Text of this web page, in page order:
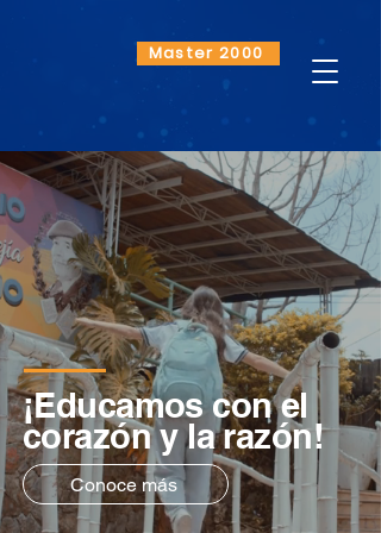
Master 2000
¡Educamos con el
corazón y la razón!
Conoce más